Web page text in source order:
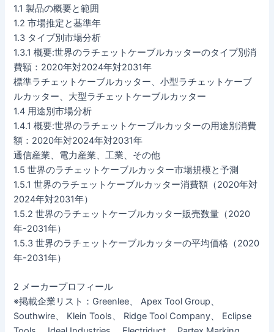
1.1 製品の概要と範囲
1.2 市場推定と基準年
1.3 タイプ別市場分析
1.3.1 概要:世界のラチェットケーブルカッターのタイプ別消
費額：2020年対2024年対2031年
標準ラチェットケーブルカッター、小型ラチェットケーブ
ルカッター、大型ラチェットケーブルカッター
1.4 用途別市場分析
1.4.1 概要:世界のラチェットケーブルカッターの用途別消費
額：2020年対2024年対2031年
通信産業、電力産業、工業、その他
1.5 世界のラチェットケーブルカッター市場規模と予測
1.5.1 世界のラチェットケーブルカッター消費額（2020年対
2024年対2031年）
1.5.2 世界のラチェットケーブルカッター販売数量（2020
年-2031年）
1.5.3 世界のラチェットケーブルカッターの平均価格（2020
年-2031年）
2 メーカープロフィール
※掲載企業リスト：Greenlee、 Apex Tool Group、
Southwire、 Klein Tools、 Ridge Tool Company、 Eclipse